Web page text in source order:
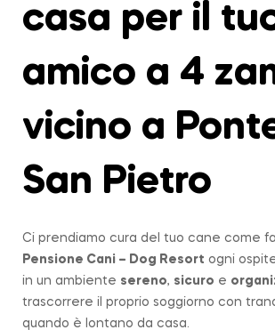
casa per il
amico a 4
vicino a
San Pietro
Ci prendiamo cura del tuo cane come
Pensione Cani – Dog Resort ogni
in un ambiente sereno, sicuro e
trascorrere il proprio soggiorno con
quando è lontano da casa.